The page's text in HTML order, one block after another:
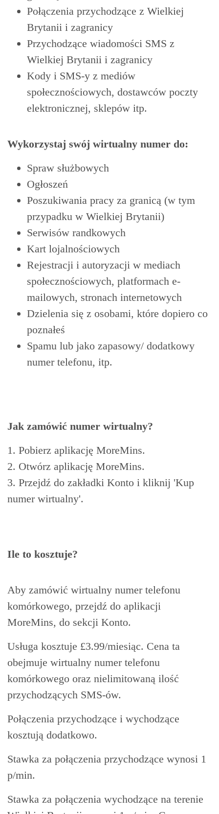
Połączenia przychodzące z Wielkiej
Brytanii i zagranicy
Przychodzące wiadomości SMS z
Wielkiej Brytanii i zagranicy
Kody i SMS-y z mediów
społecznościowych, dostawców poczty
elektronicznej, sklepów itp.
Wykorzystaj swój wirtualny numer do:
Spraw służbowych
Ogłoszeń
Poszukiwania pracy za granicą (w tym
przypadku w Wielkiej Brytanii)
Serwisów randkowych
Kart lojalnościowych
Rejestracji i autoryzacji w mediach
społecznościowych, platformach e-
mailowych, stronach internetowych
Dzielenia się z osobami, które dopiero co
poznałeś
Spamu lub jako zapasowy/ dodatkowy
numer telefonu, itp.
Jak zamówić numer wirtualny?
1. Pobierz aplikację MoreMins.
2. Otwórz aplikację MoreMins.
3. Przejdź do zakładki Konto i kliknij 'Kup
numer wirtualny'.
Ile to kosztuje?
Aby zamówić wirtualny numer telefonu
komórkowego, przejdź do aplikacji
MoreMins, do sekcji Konto.
Usługa kosztuje £3.99/miesiąc. Cena ta
obejmuje wirtualny numer telefonu
komórkowego oraz nielimitowaną ilość
przychodzących SMS-ów.
Połączenia przychodzące i wychodzące
kosztują dodatkowo.
Stawka za połączenia przychodzące wynosi 1
p/min.
Stawka za połączenia wychodzące na terenie